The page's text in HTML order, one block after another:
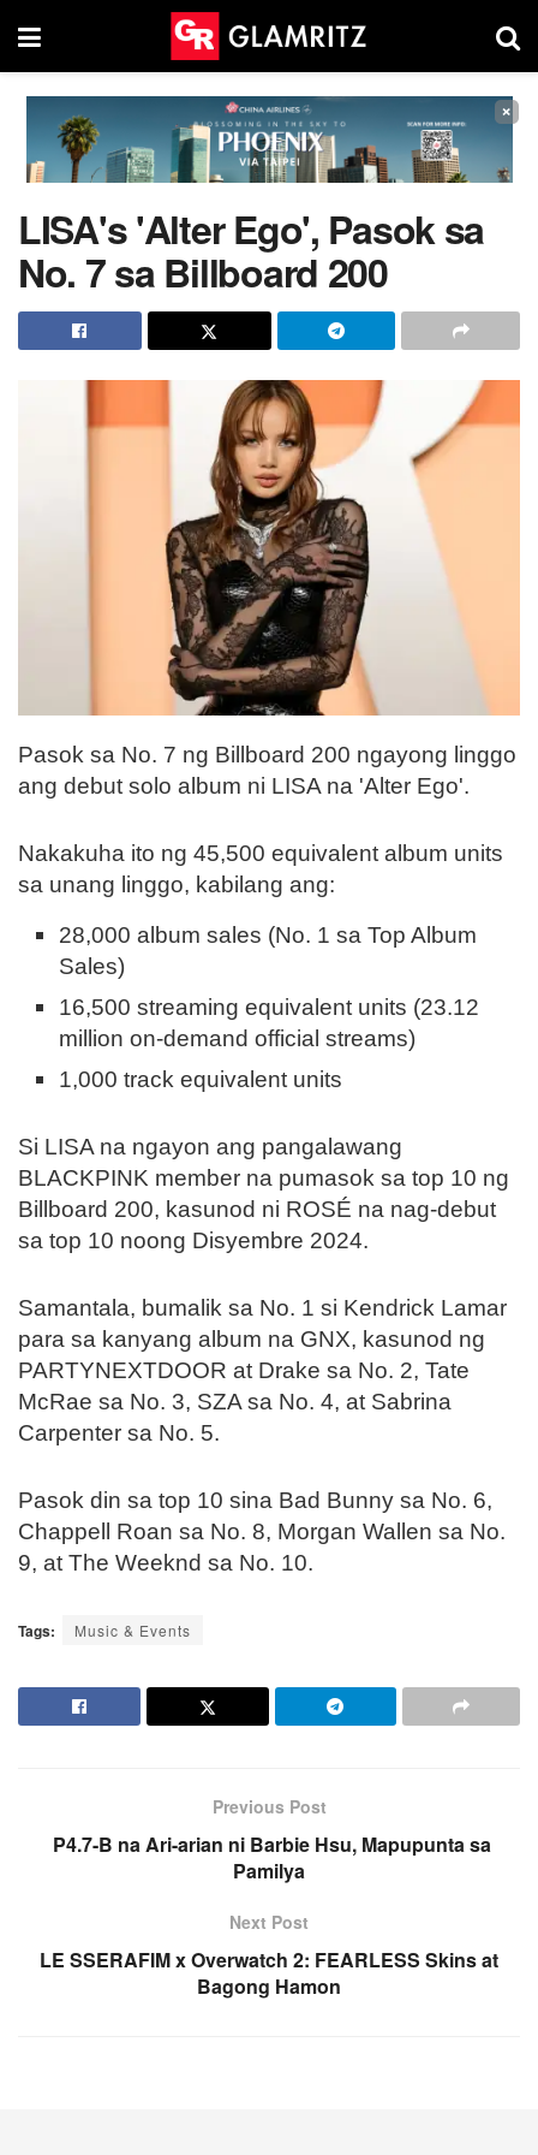
×
LISA's 'Alter Ego', Pasok sa
No. 7 sa Billboard 200
Pasok sa No. 7 ng Billboard 200 ngayong linggo
ang debut solo album ni LISA na 'Alter Ego'.
Nakakuha ito ng 45,500 equivalent album units
sa unang linggo, kabilang ang:
28,000 album sales (No. 1 sa Top Album
Sales)
16,500 streaming equivalent units (23.12
million on-demand official streams)
1,000 track equivalent units
Si LISA na ngayon ang pangalawang
BLACKPINK member na pumasok sa top 10 ng
Billboard 200, kasunod ni ROSÉ na nag-debut
sa top 10 noong Disyembre 2024.
Samantala, bumalik sa No. 1 si Kendrick Lamar
para sa kanyang album na GNX, kasunod ng
PARTYNEXTDOOR at Drake sa No. 2, Tate
McRae sa No. 3, SZA sa No. 4, at Sabrina
Carpenter sa No. 5.
Pasok din sa top 10 sina Bad Bunny sa No. 6,
Chappell Roan sa No. 8, Morgan Wallen sa No.
9, at The Weeknd sa No. 10.
Tags: Music & Events
Previous Post
P4.7-B na Ari-arian ni Barbie Hsu, Mapupunta sa
Pamilya
Next Post
LE SSERAFIM x Overwatch 2: FEARLESS Skins at
Bagong Hamon